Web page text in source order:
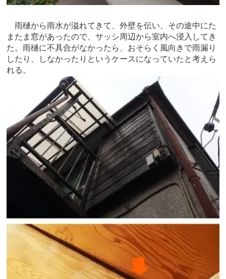
雨樋から雨水が溢れてきて、外壁を伝い、その途中にた
またま窓があったので、サッシ周辺から室内へ浸入してき
た。雨樋に不具合がなかったら、おそらく風向きで雨漏り
したり、しなかったりというケースになっていたと考えら
れる。